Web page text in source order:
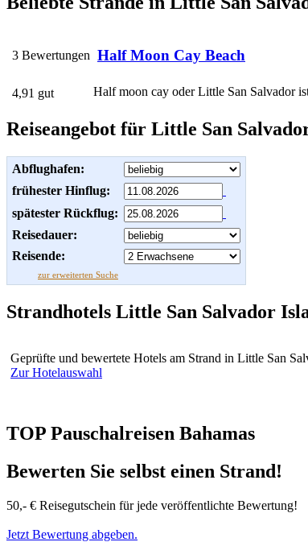
3 Bewertungen Half Moon Cay Beach
Half moon cay oder Little San Salvador
4,91 gut
Reiseangebot für Little San
Abflughafen:
frühester Hinflug:
spätester Rückflug:
Reisedauer:
Reisende:
zur erweiterten Suche
Strandhotels Little San Salvador
Geprüfte und bewertete Hotels am Strand in Little San
Zur Hotelauswahl
TOP Pauschalreisen Bahamas
Bewerten Sie selbst einen Strand!
50,- € Reisegutschein für jede veröffentlichte Bewertung!
Jetzt Bewertung abgeben.